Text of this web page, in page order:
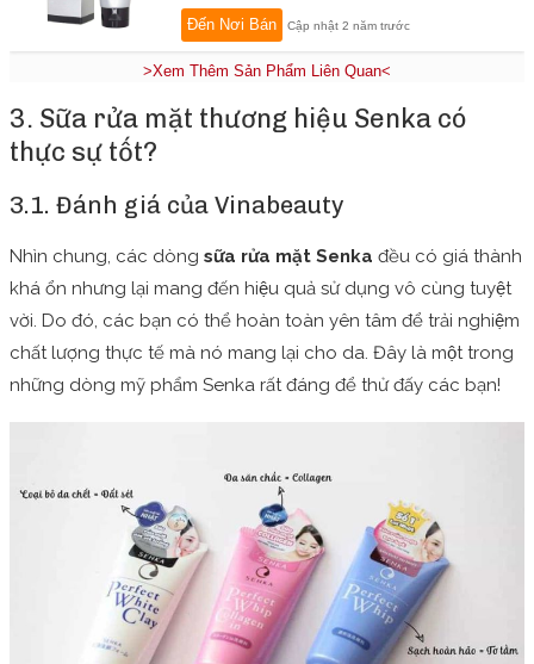
Đến Nơi Bán Cập nhật 2 năm trước
>Xem Thêm Sản Phẩm Liên Quan<
3. Sữa rửa mặt thương hiệu Senka có
thực sự tốt?
3.1. Đánh giá của Vinabeauty
Nhìn chung, các dòng sữa rửa mặt Senka đều có giá thành
khá ổn nhưng lại mang đến hiệu quả sử dụng vô cùng tuyệt
vời. Do đó, các bạn có thể hoàn toàn yên tâm để trải nghiệm
chất lượng thực tế mà nó mang lại cho da. Đây là một trong
những dòng mỹ phẩm Senka rất đáng để thử đấy các bạn!